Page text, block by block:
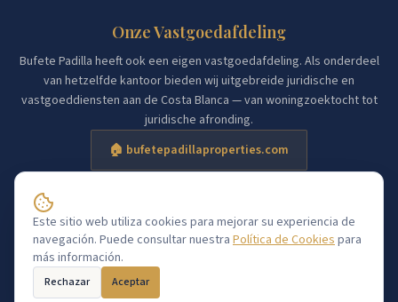
Onze Vastgoedafdeling
Bufete Padilla heeft ook een eigen vastgoedafdeling. Als onderdeel
van hetzelfde kantoor bieden wij uitgebreide juridische en
vastgoeddiensten aan de Costa Blanca — van woningzoektocht tot
juridische afronding.
🏠 bufetepadillaproperties.com
©2026Bufete Padilla Torrevieja.
Sar@
Gratis consult
Este sitio web utiliza cookies para mejorar su experiencia de
navegación. Puede consultar nuestra Política de Cookiespara
más información.
Rechazar Aceptar